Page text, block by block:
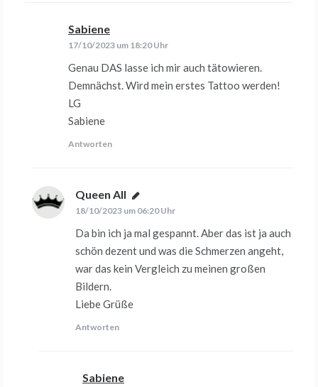
Sabiene
17/10/2023 um 18:20 Uhr
Genau DAS lasse ich mir auch tätowieren.
Demnächst. Wird mein erstes Tattoo werden!
LG
Sabiene
Antworten
Queen All sagt:
18/10/2023 um 06:20 Uhr
Da bin ich ja mal gespannt. Aber das ist ja auch
schön dezent und was die Schmerzen angeht,
war das kein Vergleich zu meinen großen
Bildern.
Liebe Grüße
Antworten
Sabiene